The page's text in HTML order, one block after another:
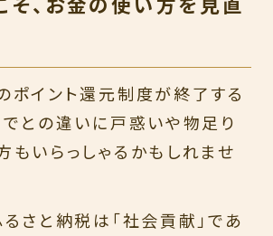
ポイント還元制度が終了する
でとの違いに戸惑いや物足り
もいらっしゃるかもしれませ
るさと納税は「社会貢献」であ